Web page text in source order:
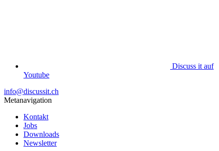
Discuss it auf
Youtube
info@discussit.ch
Metanavigation
Kontakt
Jobs
Downloads
Newsletter